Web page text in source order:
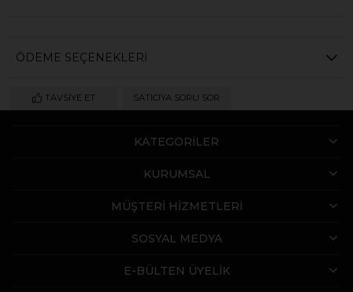
ÖDEME SEÇENEKLERI
TAVSIYE ET SATICIYA SORU SOR
KATEGORİLER
KURUMSAL
MÜŞTERİ HİZMETLERİ
SOSYAL MEDYA
E-BÜLTEN ÜYELİK